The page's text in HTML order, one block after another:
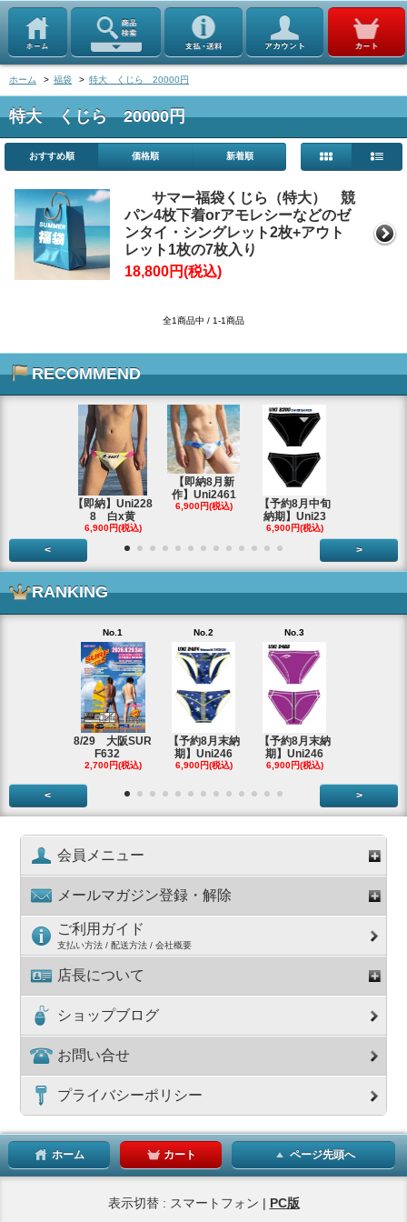
ホーム > 福袋 > 特大 くじら 20000円
特大 くじら 20000円
おすすめ順 価格順 新着順
サマー福袋くじら（特大） 競
パン4枚下着orアモレシーなどのゼ
ンタイ・シングレット2枚+アウト
レット1枚の7枚入り
18,800円(税込)
全1商品中 / 1-1商品
RECOMMEND
【即納】Uni228
8 白x黄
6,900円(税込)
【即納8月新
作】Uni2461
6,900円(税込)
【予約8月中旬
納期】Uni23
6,900円(税込)
< >
RANKING
No.1
8/29 大阪SUR
F632
2,700円(税込)
No.2
【予約8月末納
期】Uni246
6,900円(税込)
No.3
【予約8月末納
期】Uni246
6,900円(税込)
< >
会員メニュー
メールマガジン登録・解除
ご利用ガイド
支払い方法 / 配送方法 / 会社概要
店長について
ショップブログ
お問い合せ
プライバシーポリシー
ホーム カート ページ先頭へ
表示切替 : スマートフォン | PC版